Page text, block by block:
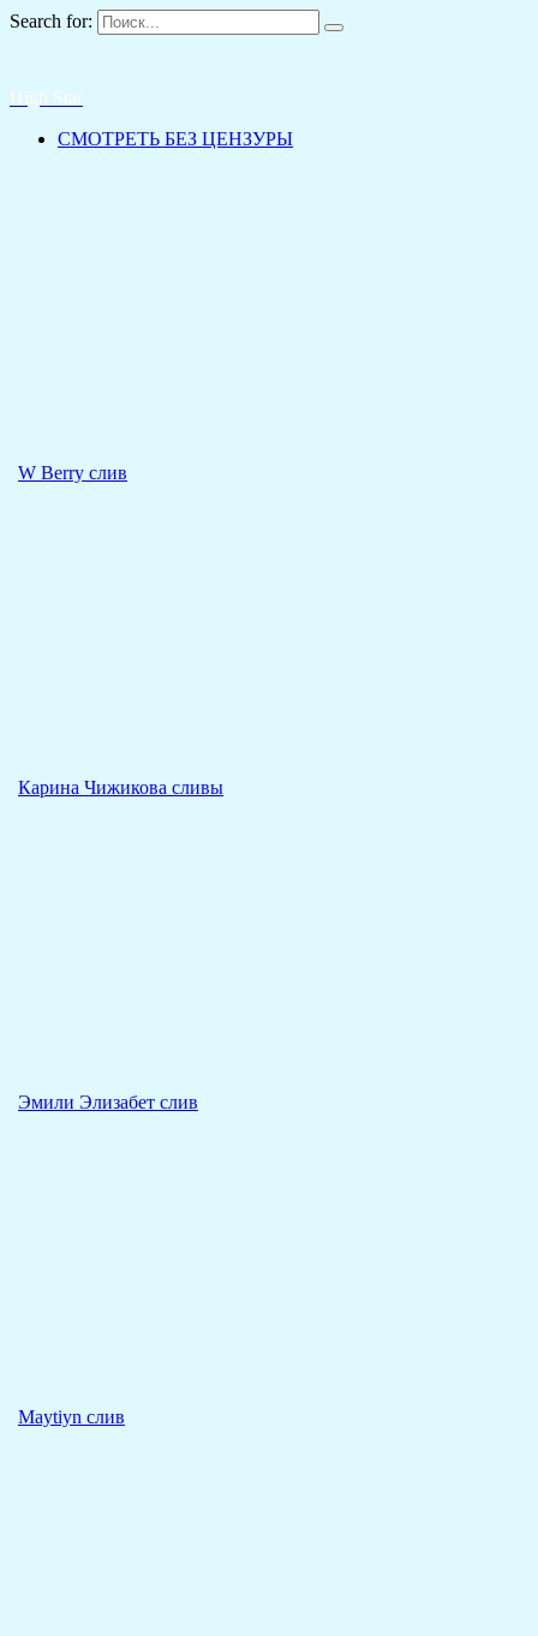
Search for:
High Star
СМОТРЕТЬ БЕЗ ЦЕНЗУРЫ
W Berry слив
Карина Чижикова сливы
Эмили Элизабет слив
Maytiyn слив